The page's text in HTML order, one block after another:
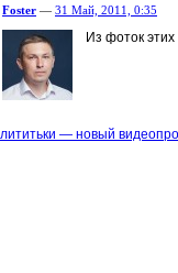
Foster — 31 Май, 2011, 0:35
Из фоток
— новый